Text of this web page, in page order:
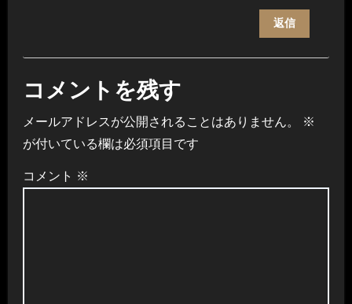
返信
コメントを残す
メールアドレスが公開されることはありません。
※
が付いている欄は必須項目です
コメント ※